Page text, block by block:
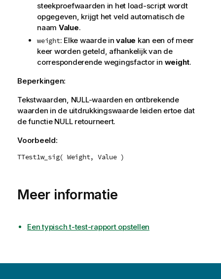
steekproefwaarden in het load-script wordt
opgegeven, krijgt het veld automatisch de
naam Value.
weight: Elke waarde invalue kan een of meer
keer worden geteld, afhankelijk van de
corresponderende wegingsfactor in weight.
Beperkingen:
Tekstwaarden, NULL-waarden en ontbrekende
waarden in de uitdrukkingswaarde leiden ertoe dat
de functie NULLretourneert.
Voorbeeld:
TTest1w_sig( Weight, Value )
Meer informatie
Een typisch t-test-rapport opstellen